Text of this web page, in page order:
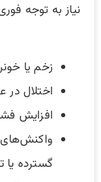
نیاز به توجه
زخم یا
اختلال در
افزایش
واکنش‌های
گسترده